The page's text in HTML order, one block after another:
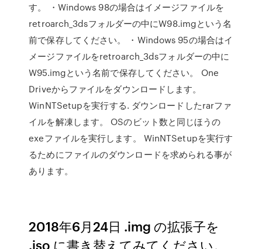
す。 ・Windows 98の場合はイメージファイルを
retroarch_3dsフォルダーの中にW98.imgという名
前で保存してください。 ・Windows 95の場合はイ
メージファイルをretroarch_3dsフォルダーの中に
W95.imgという名前で保存してください。 One
Driveからファイルをダウンロードします。
WinNTSetupを実行する. ダウンロードしたrarファ
イルを解凍します。 OSのビット数と同じほうの
exeファイルを実行します。 WinNTSetupを実行す
るためにファイルのダウンロードを求められる事が
あります。
2018年6月24日 .img の拡張子を
.iso に書き替えてみてください。